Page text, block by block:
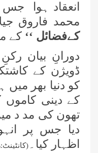
انعقاد ہوا
محمد فاروق
کےفضائل ‘‘ کے
دورانِ بیان
ڈویژن کے
کو دنیا بھر
کے دینی کاموں
تھون کی مد د
دیا جس پر
اظہار کیا۔